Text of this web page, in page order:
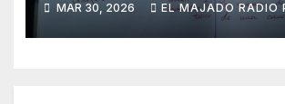
MAR 30, 2026 EL MAJADO RADIO